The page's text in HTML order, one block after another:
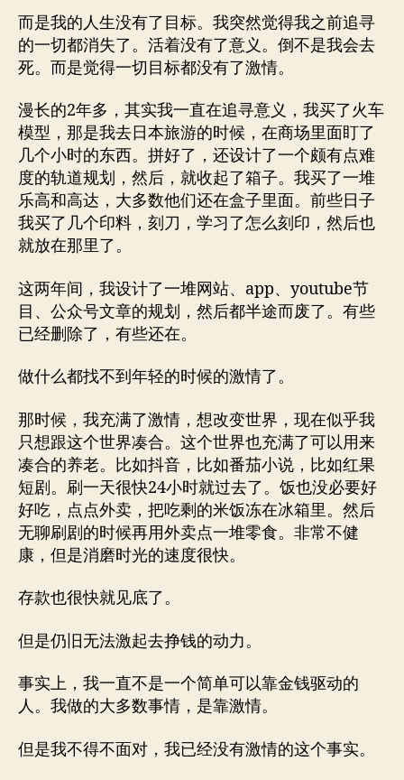
而是我的人生没有了目标。我突然觉得我之前追寻
的一切都消失了。活着没有了意义。倒不是我会去
死。而是觉得一切目标都没有了激情。
漫长的2年多，其实我一直在追寻意义，我买了火车
模型，那是我去日本旅游的时候，在商场里面盯了
几个小时的东西。拼好了，还设计了一个颇有点难
度的轨道规划，然后，就收起了箱子。我买了一堆
乐高和高达，大多数他们还在盒子里面。前些日子
我买了几个印料，刻刀，学习了怎么刻印，然后也
就放在那里了。
这两年间，我设计了一堆网站、app、youtube节
目、公众号文章的规划，然后都半途而废了。有些
已经删除了，有些还在。
做什么都找不到年轻的时候的激情了。
那时候，我充满了激情，想改变世界，现在似乎我
只想跟这个世界凑合。这个世界也充满了可以用来
凑合的养老。比如抖音，比如番茄小说，比如红果
短剧。刷一天很快24小时就过去了。饭也没必要好
好吃，点点外卖，把吃剩的米饭冻在冰箱里。然后
无聊刷剧的时候再用外卖点一堆零食。非常不健
康，但是消磨时光的速度很快。
存款也很快就见底了。
但是仍旧无法激起去挣钱的动力。
事实上，我一直不是一个简单可以靠金钱驱动的
人。我做的大多数事情，是靠激情。
但是我不得不面对，我已经没有激情的这个事实。